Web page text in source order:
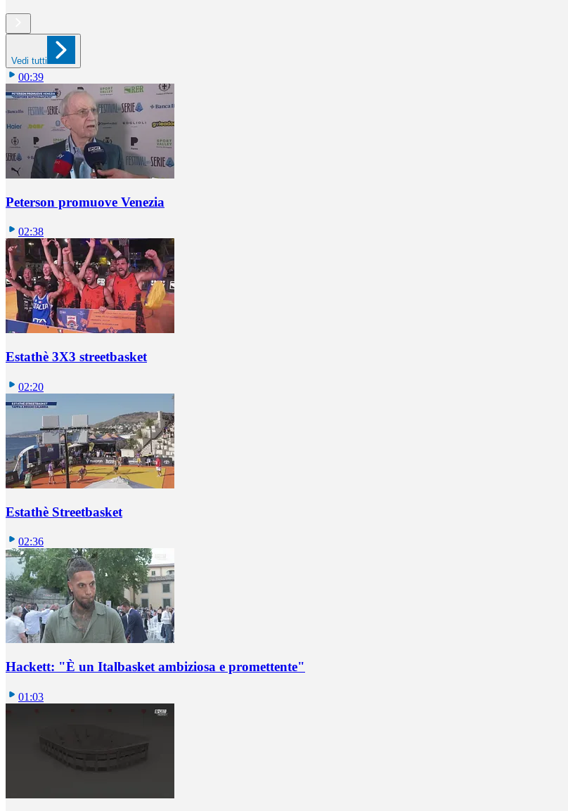
Vedi tutti
00:39
Peterson promuove Venezia
02:38
Estathè 3X3 streetbasket
02:20
Estathè Streetbasket
02:36
Hackett: "È un Italbasket ambiziosa e promettente"
01:03